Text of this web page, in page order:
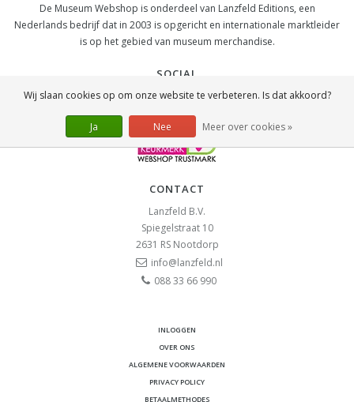
De Museum Webshop is onderdeel van Lanzfeld Editions, een
Nederlands bedrijf dat in 2003 is opgericht en internationale marktleider
is op het gebied van museum merchandise.
SOCIAL
CONTACT
Lanzfeld B.V.
Spiegelstraat 10
2631 RS Nootdorp
info@lanzfeld.nl
088 33 66 990
INLOGGEN
OVER ONS
ALGEMENE VOORWAARDEN
PRIVACY POLICY
BETAALMETHODES
Wij slaan cookies op om onze website te verbeteren. Is dat akkoord?
Ja Nee Meer over cookies »